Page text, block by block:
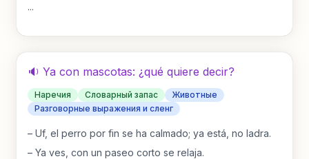
...
🔉 Ya con mascotas: ¿qué quiere decir?
Наречия Словарный запас
Животные
Разговорные выражения и сленг
– Uf, el perro por fin se ha calmado; ya está, no ladra.
– Ya ves, con un paseo corto se relaja.